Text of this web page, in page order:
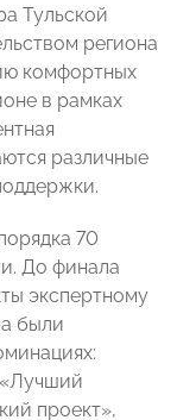
Тульской
региона
комфортных
в рамках
различные
70
До финала
экспертному
были
проект»,